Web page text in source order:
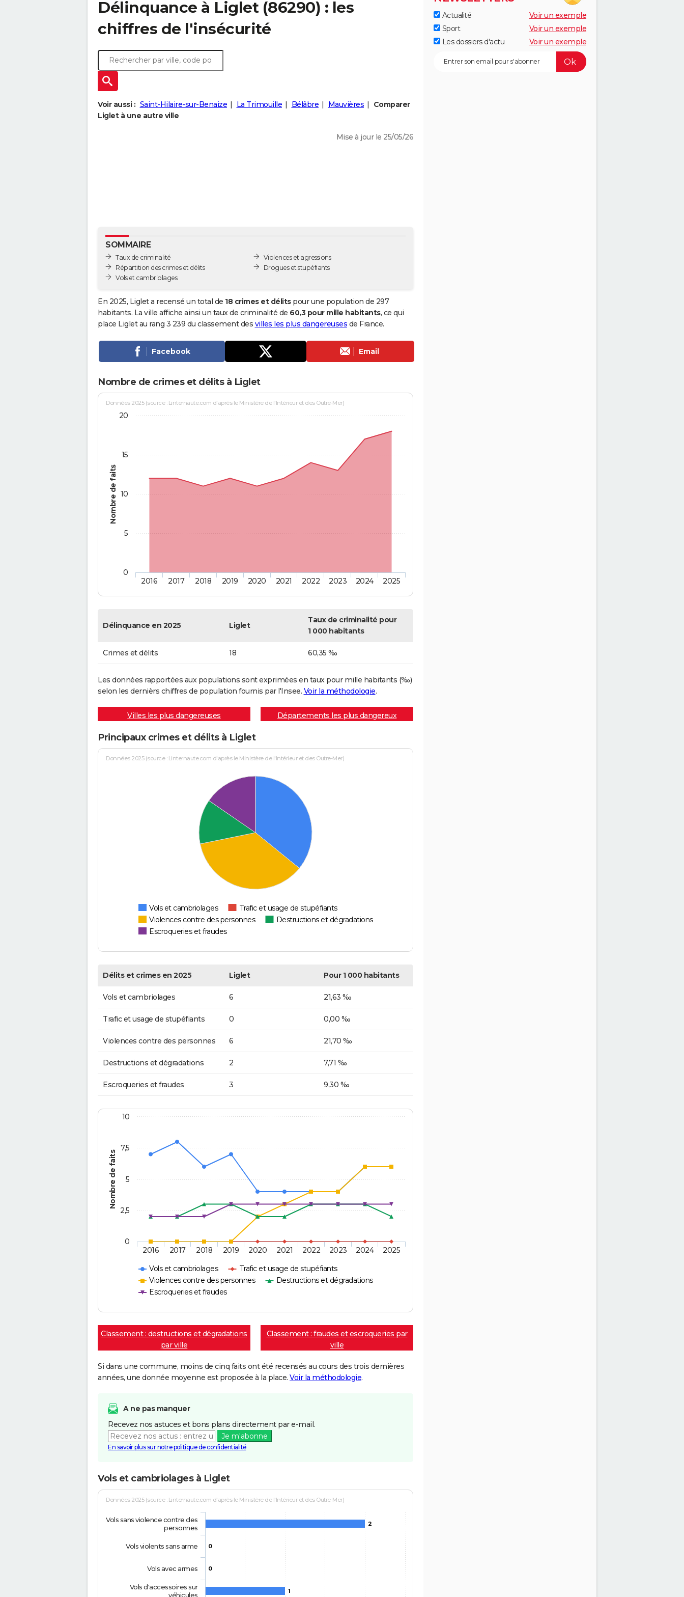
Délinquance à Liglet(86290) : les
chiffres de l'insécurité
Voir aussi : Saint-Hilaire-sur-Benaize La Trimouille Bélâbre Mauvières
Comparer
Liglet à une autre ville
Mise à jour le 25/05/26
SOMMAIRE
Taux de criminalité
Répartition des crimes et délits
Vols et cambriolages
Violences et agressions
Drogues et stupéfiants
En 2025, Liglet a recensé un total de 18 crimes et délitspour une population de 297
habitants. La ville affiche ainsi un taux de criminalité de 60,3 pour mille habitants, ce qui
place Liglet au rang 3 239 du classement des villes les plus dangereuses de France.
Facebook Email
Nombre de crimes et délits à Liglet
Nombre de faits
Données 2025 (source : Linternaute.com d'après le Ministère de l'Intérieur et des Outre-Mer)
2016 2017 2018 2019 2020 2021 2022 2023 2024 2025
0
5
10
15
20
Délinquance en 2025 Liglet
Taux de criminalité pour
1 000 habitants
Crimes et délits 18 60,35 ‰
Les données rapportées aux populations sont exprimées en taux pour mille habitants (‰)
selon les dernièrs chiffres de population fournis par l'Insee. Voir la méthodologie.
Villes les plus dangereuses Départements les plus dangereux
Principaux crimes et délits à Liglet
Données 2025 (source : Linternaute.com d'après le Ministère de l'Intérieur et des Outre-Mer)
Vols et cambriolages
Trafic et usage de stupéfiants
Violences contre des personnes
Destructions et dégradations
Escroqueries et fraudes
Délits et crimes en 2025 Liglet Pour 1 000 habitants
Vols et cambriolages 6 21,63 ‰
Trafic et usage de stupéfiants 0 0,00 ‰
Violences contre des personnes 6 21,70 ‰
Destructions et dégradations 2 7,71 ‰
Escroqueries et fraudes 3 9,30 ‰
Nombre de faits
Vols et cambriolages
Trafic et usage de stupéfiants
Violences contre des personnes
Destructions et dégradations
Escroqueries et fraudes
2016 2017 2018 2019 2020 2021 2022 2023 2024 2025
0
2,5
5
7,5
10
Classement : destructions et dégradations
par ville
Classement : fraudes et escroqueries par
ville
Si dans une commune, moins de cinq faits ont été recensés au cours des trois dernières
années, une donnée moyenne est proposée à la place. Voir la méthodologie.
A ne pas manquer
Recevez nos astuces et bons plans directement par e-mail.
Je m'abonne
En savoir plus sur notre politique de confidentialité
Vols et cambriolages à Liglet
Données 2025 (source : Linternaute.com d'après le Ministère de l'Intérieur et des Outre-Mer)
2
0
0
1
Vols sans violence contre des
personnes
Vols violents sans arme
Vols avec armes
Vols d'accessoires sur
véhicules
Actualité
Voir un exemple
Sport
Voir un exemple
Les dossiers d'actu
Voir un exemple